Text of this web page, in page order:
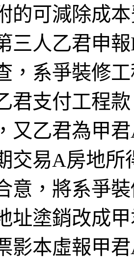
的可減除成
三人乙君申
，系爭裝修
君支付工程
又乙君為甲
交易A房地所
意，將系爭
址塗銷改成
影本虛報甲